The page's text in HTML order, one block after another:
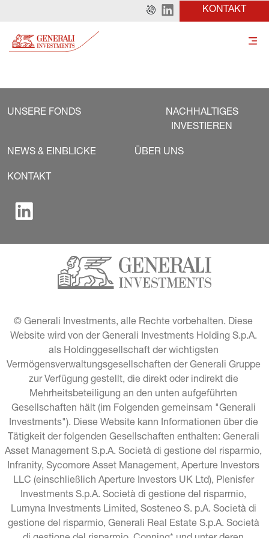
KONTAKT
UNSERE FONDS
NACHHALTIGES
INVESTIEREN
NEWS & EINBLICKE ÜBER UNS
KONTAKT
© Generali Investments, alle Rechte vorbehalten. Diese
Website wird von der Generali Investments Holding S.p.A.
als Holdinggesellschaft der wichtigsten
Vermögensverwaltungsgesellschaften der Generali Gruppe
zur Verfügung gestellt, die direkt oder indirekt die
Mehrheitsbeteiligung an den unten aufgeführten
Gesellschaften hält (im Folgenden gemeinsam "Generali
Investments"). Diese Website kann Informationen über die
Tätigkeit der folgenden Gesellschaften enthalten: Generali
Asset Management S.p.A. Società di gestione del risparmio,
Infranity, Sycomore Asset Management, Aperture Investors
LLC (einschließlich Aperture Investors UK Ltd), Plenisfer
Investments S.p.A. Società di gestione del risparmio,
Lumyna Investments Limited, Sosteneo S. p.A. Società di
gestione del risparmio, Generali Real Estate S.p.A. Società